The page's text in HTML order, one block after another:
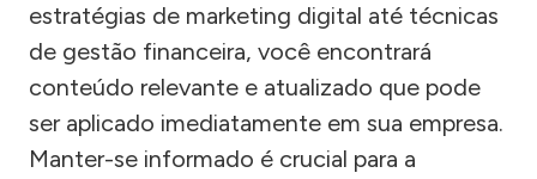
estratégias de marketing digital até técnicas
de gestão financeira, você encontrará
conteúdo relevante e atualizado que pode
ser aplicado imediatamente em sua empresa.
Manter-se informado é crucial para a